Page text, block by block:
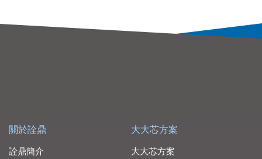
關於詮鼎
詮鼎簡介
大大芯方案
大大芯方案